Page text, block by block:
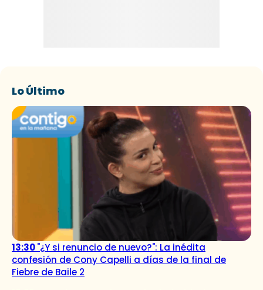
Lo Último
13:30"¿Y si renuncio de nuevo?": La inédita
confesión de Cony Capelli a días de la final de
Fiebre de Baile 2